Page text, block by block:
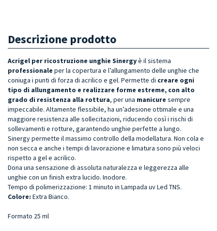
Descrizione prodotto
Acrigel per ricostruzione unghie Sinergyè il sistema
professionale per la copertura e l’allungamento delle unghie che
coniuga i punti di forza di acrilico e gel. Permette di creare ogni
tipo di allungamento e realizzare forme estreme, con alto
grado di resistenza alla rottura, per una manicure sempre
impeccabile. Altamente flessibile, ha un’adesione ottimale e una
maggiore resistenza alle sollecitazioni, riducendo così i rischi di
sollevamenti e rotture, garantendo unghie perfette a lungo.
Sinergy permette il massimo controllo della modellatura. Non cola e
non secca e anche i tempi di lavorazione e limatura sono più veloci
rispetto a gel e acrilico.
Dona una sensazione di assoluta naturalezza e leggerezza alle
unghie con un finish extra lucido. Inodore.
Tempo di polimerizzazione: 1 minuto in Lampada uv Led TNS.
Colore: Extra Bianco.
Formato 25 ml